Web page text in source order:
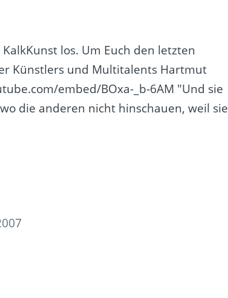
los. Um Euch den letzten
Künstlers und Multitalents Hartmut
embed/BOxa-_b-6AM "Und sie
die anderen nicht hinschauen, weil sie